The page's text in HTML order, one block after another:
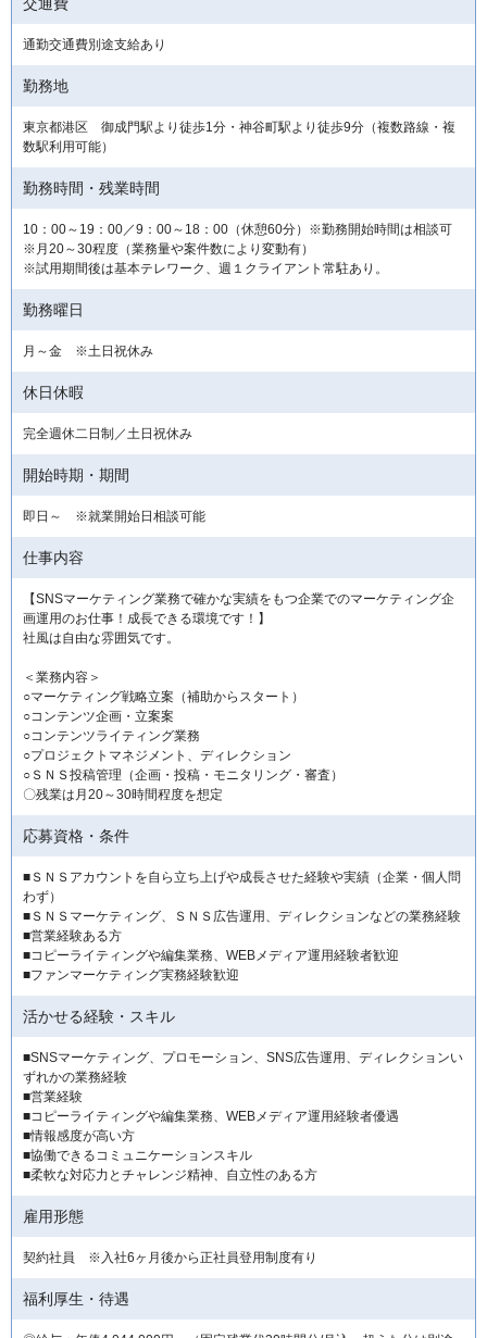
通勤交通費別途支給あり
勤務地
東京都港区 御成門駅より徒歩1分・神谷町駅より徒歩9分（複数路線・複
数駅利用可能）
勤務時間・残業時間
10：00～19：00／9：00～18：00（休憩60分）※勤務開始時間は相談可
※月20～30程度（業務量や案件数により変動有）
※試用期間後は基本テレワーク、週１クライアント常駐あり。
勤務曜日
月～金 ※土日祝休み
休日休暇
完全週休二日制／土日祝休み
開始時期・期間
即日～ ※就業開始日相談可能
仕事内容
【SNSマーケティング業務で確かな実績をもつ企業でのマーケティング企
画運用のお仕事！成長できる環境です！】
社風は自由な雰囲気です。
＜業務内容＞
○マーケティング戦略立案（補助からスタート）
○コンテンツ企画・立案案
○コンテンツライティング業務
○プロジェクトマネジメント、ディレクション
○ＳＮＳ投稿管理（企画・投稿・モニタリング・審査）
〇残業は月20～30時間程度を想定
応募資格・条件
■ＳＮＳアカウントを自ら立ち上げや成長させた経験や実績（企業・個人問
わず）
■ＳＮＳマーケティング、ＳＮＳ広告運用、ディレクションなどの業務経験
■営業経験ある方
■コピーライティングや編集業務、WEBメディア運用経験者歓迎
■ファンマーケティング実務経験歓迎
活かせる経験・スキル
■SNSマーケティング、プロモーション、SNS広告運用、ディレクションい
ずれかの業務経験
■営業経験
■コピーライティングや編集業務、WEBメディア運用経験者優遇
■情報感度が高い方
■協働できるコミュニケーションスキル
■柔軟な対応力とチャレンジ精神、自立性のある方
雇用形態
契約社員 ※入社6ヶ⽉後から正社員登⽤制度有り
福利厚生・待遇